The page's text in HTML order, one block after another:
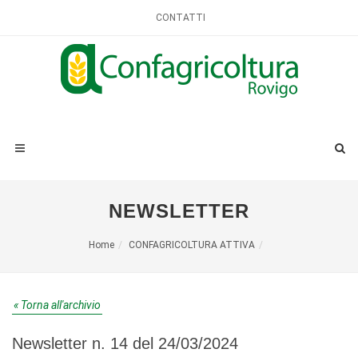
CONTATTI
NEWSLETTER
Home CONFAGRICOLTURA ATTIVA
« Torna all'archivio
Newsletter n. 14 del 24/03/2024